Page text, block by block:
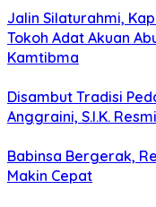
Jalin Silaturahmi,
Tokoh Adat Akuan
Kamtibma
Disambut Tradisi
Anggraini, S.I.K.
Babinsa Bergerak,
Makin Cepat